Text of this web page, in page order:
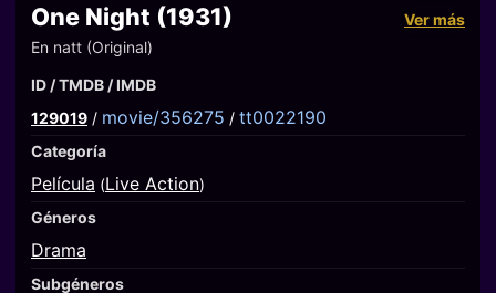
One Night (1931)
Ver más
En natt (Original)
ID / TMDB / IMDB
129019 / movie/356275 / tt0022190
Categoría
Película (Live Action)
Géneros
Drama
Subgéneros